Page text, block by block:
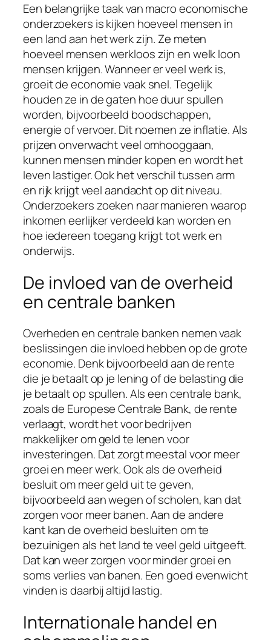
Een belangrijke taak van macro economische
onderzoekers is kijken hoeveel mensen in
een land aan het werk zijn. Ze meten
hoeveel mensen werkloos zijn en welk loon
mensen krijgen. Wanneer er veel werk is,
groeit de economie vaak snel. Tegelijk
houden ze in de gaten hoe duur spullen
worden, bijvoorbeeld boodschappen,
energie of vervoer. Dit noemen ze inflatie. Als
prijzen onverwacht veel omhooggaan,
kunnen mensen minder kopen en wordt het
leven lastiger. Ook het verschil tussen arm
en rijk krijgt veel aandacht op dit niveau.
Onderzoekers zoeken naar manieren waarop
inkomen eerlijker verdeeld kan worden en
hoe iedereen toegang krijgt tot werk en
onderwijs.
De invloed van de overheid
en centrale banken
Overheden en centrale banken nemen vaak
beslissingen die invloed hebben op de grote
economie. Denk bijvoorbeeld aan de rente
die je betaalt op je lening of de belasting die
je betaalt op spullen. Als een centrale bank,
zoals de Europese Centrale Bank, de rente
verlaagt, wordt het voor bedrijven
makkelijker om geld te lenen voor
investeringen. Dat zorgt meestal voor meer
groei en meer werk. Ook als de overheid
besluit om meer geld uit te geven,
bijvoorbeeld aan wegen of scholen, kan dat
zorgen voor meer banen. Aan de andere
kant kan de overheid besluiten om te
bezuinigen als het land te veel geld uitgeeft.
Dat kan weer zorgen voor minder groei en
soms verlies van banen. Een goed evenwicht
vinden is daarbij altijd lastig.
Internationale handel en